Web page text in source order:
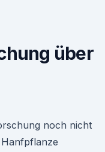
über
noch nicht